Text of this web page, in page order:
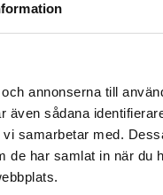
annonserna till
sådana
samarbetar med.
de har samlat in när du
jonka
makea kuten
Pohjois-
monissa eri
päälle.